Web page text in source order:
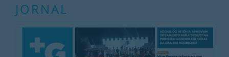
JORNAL